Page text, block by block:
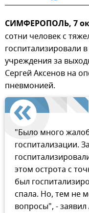
СИМФЕРОПОЛЬ, 7
сотни человек с
госпитализировали
учреждения за
Сергей Аксенов на
пневмонией.
"Было много
госпитализации.
этом острота с
был
спала. Но, тем не
вопросы", - заявил